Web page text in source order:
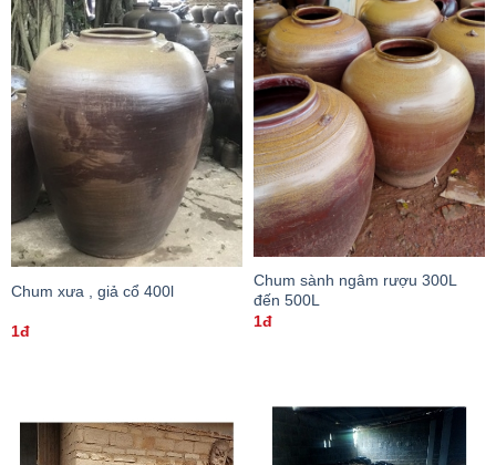
Chum xưa , giả cổ 400l
1đ
Chum sành ngâm rượu 300L
đến 500L
1đ